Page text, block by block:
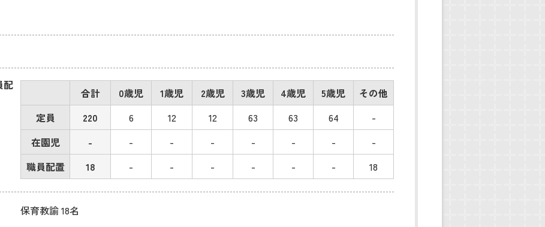
配
合計 0歳児 1歳児 2歳児 3歳児 4歳児 5歳児
その他
定員
220 6 12 12 63 63 64
-
在園児
- - - - - - -
-
職員配置
18 - - - - - - 18
保育教諭 18名